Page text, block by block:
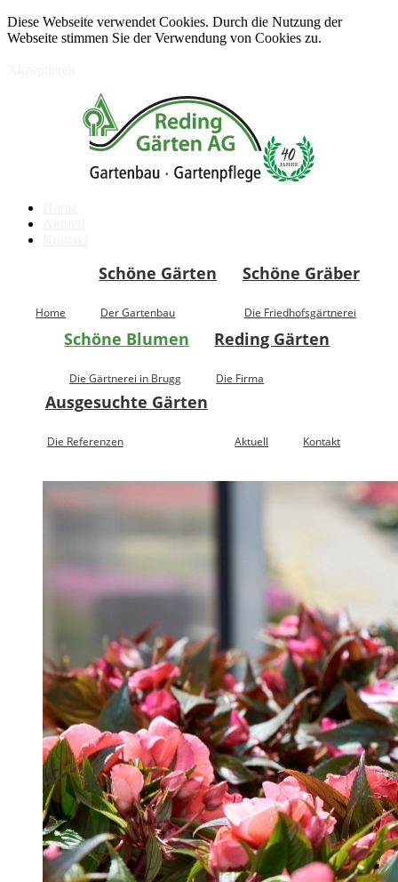
Diese Webseite verwendet Cookies. Durch die Nutzung der
Webseite stimmen Sie der Verwendung von Cookies zu.
Home
Schöne Gärten
Der Gartenbau
Schöne Gräber
Die Friedhofsgärtnerei
Schöne Blumen
Die Gärtnerei in Brugg
Reding Gärten
Die Firma
Ausgesuchte Gärten
Die Referenzen Aktuell Kontakt